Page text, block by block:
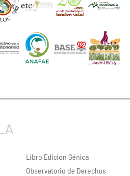
Libro Edición Génica
Observatorio de Derechos